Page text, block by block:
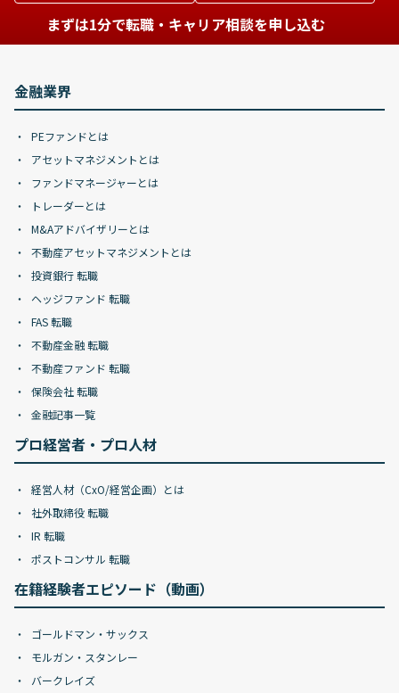
まずは1分で転職・キャリア相談を申し込む
金融業界
PEファンドとは
アセットマネジメントとは
ファンドマネージャーとは
トレーダーとは
M&Aアドバイザリーとは
不動産アセットマネジメントとは
投資銀行 転職
ヘッジファンド 転職
FAS 転職
不動産金融 転職
不動産ファンド 転職
保険会社 転職
金融記事一覧
プロ経営者・プロ人材
経営人材（CxO/経営企画）とは
社外取締役 転職
IR 転職
ポストコンサル 転職
在籍経験者エピソード（動画）
ゴールドマン・サックス
モルガン・スタンレー
バークレイズ